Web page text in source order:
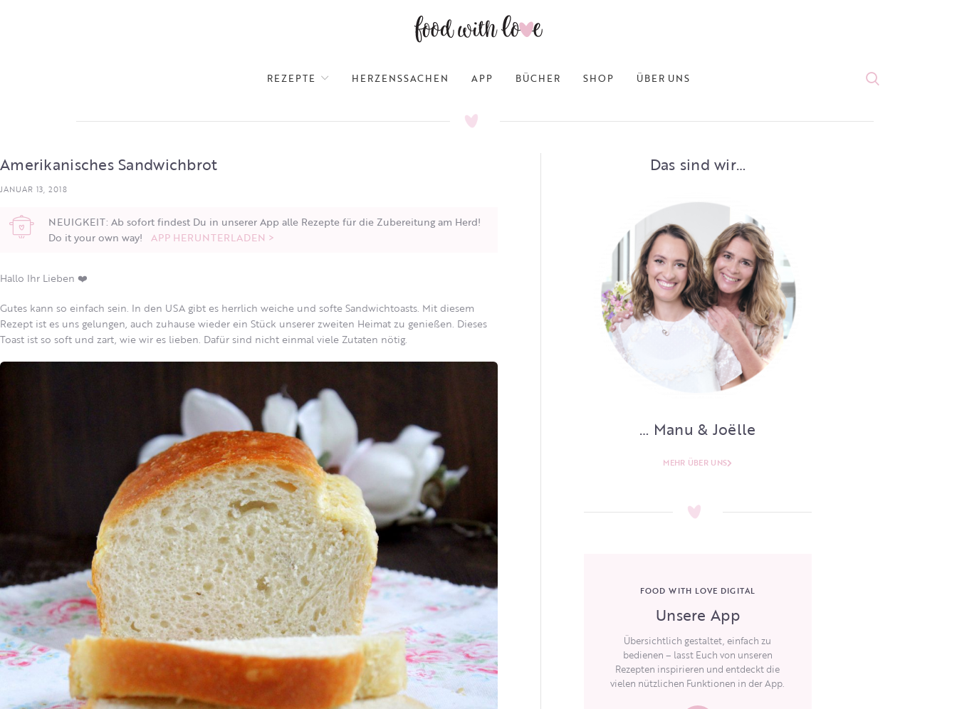
REZEPTE HERZENSSACHEN APP BÜCHER SHOP ÜBER UNS
Amerikanisches Sandwichbrot
JANUAR 13, 2018
NEUIGKEIT: Ab sofort findest Du in unserer App alle Rezepte für die Zubereitung am Herd!
Do it your own way! APP HERUNTERLADEN >
Hallo Ihr Lieben ❤️
Gutes kann so einfach sein. In den USA gibt es herrlich weiche und softe Sandwichtoasts. Mit diesem
Rezept ist es uns gelungen, auch zuhause wieder ein Stück unserer zweiten Heimat zu genießen. Dieses
Toast ist so soft und zart, wie wir es lieben. Dafür sind nicht einmal viele Zutaten nötig.
Das sind wir…
… Manu & Joëlle
MEHR ÜBER UNS
FOOD WITH LOVE DIGITAL
Unsere App
Übersichtlich gestaltet, einfach zu
bedienen – lasst Euch von unseren
Rezepten inspirieren und entdeckt die
vielen nützlichen Funktionen in der App.